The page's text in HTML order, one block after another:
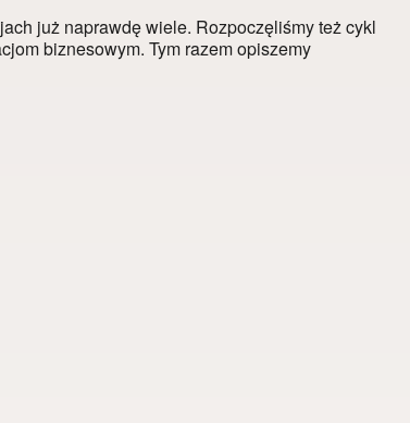
już naprawdę wiele. Rozpoczęliśmy też cykl
biznesowym. Tym razem opiszemy